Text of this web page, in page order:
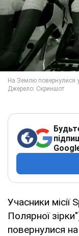
Учасники місії
Полярної
повернулися